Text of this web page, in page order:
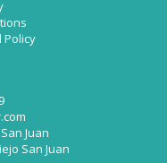
Policy
Juan
San Juan